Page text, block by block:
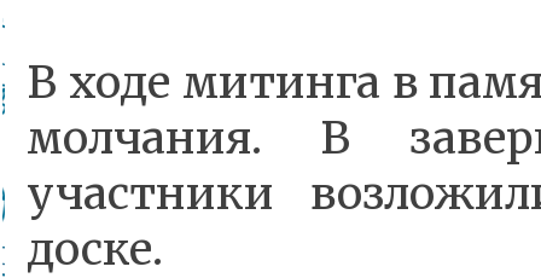
В ходе митинга в
молчания. В
участники
доске.